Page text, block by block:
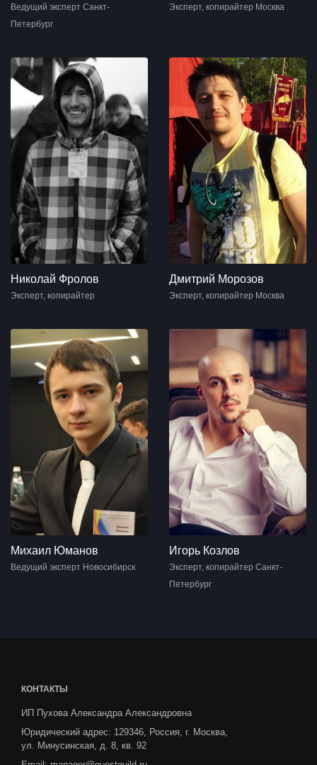
Ведущий эксперт Санкт-
Петербург
Эксперт, копирайтер Москва
Николай Фролов
Эксперт, копирайтер
Дмитрий Морозов
Эксперт, копирайтер Москва
Михаил Юманов
Ведущий эксперт Новосибирск
Игорь Козлов
Эксперт, копирайтер Санкт-
Петербург
КОНТАКТЫ
ИП Пухова Александра Александровна
Юридический адрес: 129346, Россия, г. Москва,
ул. Минусинская, д. 8, кв. 92